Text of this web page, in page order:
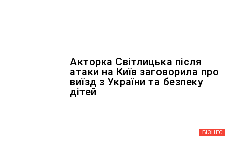
Акторка Світлицька після
атаки на Київ заговорила про
виїзд з України та безпеку
дітей
БІЗНЕС